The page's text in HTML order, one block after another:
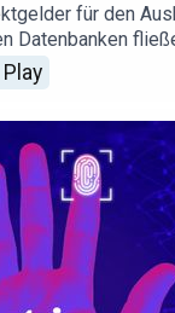
für den
Datenbanken
IT-Chef der
erklärt uns:
Datenbanken,
Der Löwenanteil
Play